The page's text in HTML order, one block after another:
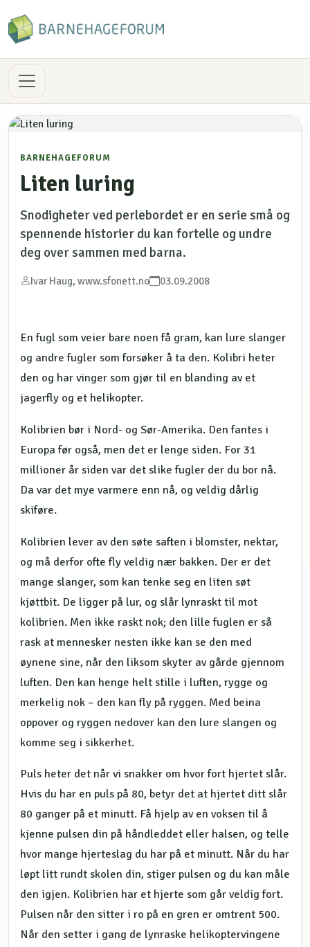
BARNEHAGEFORUM
Liten luring
Snodigheter ved perlebordet er en serie små og
spennende historier du kan fortelle og undre
deg over sammen med barna.
Ivar Haug, www.sfonett.no 03.09.2008
En fugl som veier bare noen få gram, kan lure slanger
og andre fugler som forsøker å ta den. Kolibri heter
den og har vinger som gjør til en blanding av et
jagerfly og et helikopter.
Kolibrien bør i Nord- og Sør-Amerika. Den fantes i
Europa før også, men det er lenge siden. For 31
millioner år siden var det slike fugler der du bor nå.
Da var det mye varmere enn nå, og veldig dårlig
skiføre.
Kolibrien lever av den søte saften i blomster, nektar,
og må derfor ofte fly veldig nær bakken. Der er det
mange slanger, som kan tenke seg en liten søt
kjøttbit. De ligger på lur, og slår lynraskt til mot
kolibrien. Men ikke raskt nok; den lille fuglen er så
rask at mennesker nesten ikke kan se den med
øynene sine, når den liksom skyter av gårde gjennom
luften. Den kan henge helt stille i luften, rygge og
merkelig nok – den kan fly på ryggen. Med beina
oppover og ryggen nedover kan den lure slangen og
komme seg i sikkerhet.
Puls heter det når vi snakker om hvor fort hjertet slår.
Hvis du har en puls på 80, betyr det at hjertet ditt slår
80 ganger på et minutt. Få hjelp av en voksen til å
kjenne pulsen din på håndleddet eller halsen, og telle
hvor mange hjerteslag du har på et minutt. Når du har
løpt litt rundt skolen din, stiger pulsen og du kan måle
den igjen. Kolibrien har et hjerte som går veldig fort.
Pulsen når den sitter i ro på en gren er omtrent 500.
Når den setter i gang de lynraske helikoptervingene